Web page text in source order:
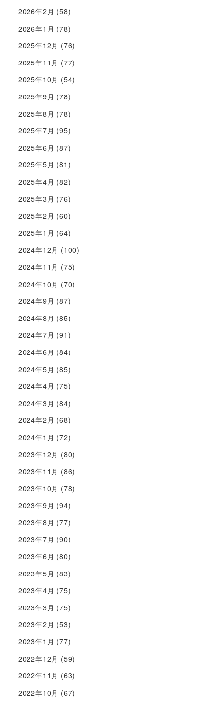
2026年2月 (58)
2026年1月 (78)
2025年12月 (76)
2025年11月 (77)
2025年10月 (54)
2025年9月 (78)
2025年8月 (78)
2025年7月 (95)
2025年6月 (87)
2025年5月 (81)
2025年4月 (82)
2025年3月 (76)
2025年2月 (60)
2025年1月 (64)
2024年12月 (100)
2024年11月 (75)
2024年10月 (70)
2024年9月 (87)
2024年8月 (85)
2024年7月 (91)
2024年6月 (84)
2024年5月 (85)
2024年4月 (75)
2024年3月 (84)
2024年2月 (68)
2024年1月 (72)
2023年12月 (80)
2023年11月 (86)
2023年10月 (78)
2023年9月 (94)
2023年8月 (77)
2023年7月 (90)
2023年6月 (80)
2023年5月 (83)
2023年4月 (75)
2023年3月 (75)
2023年2月 (53)
2023年1月 (77)
2022年12月 (59)
2022年11月 (63)
2022年10月 (67)